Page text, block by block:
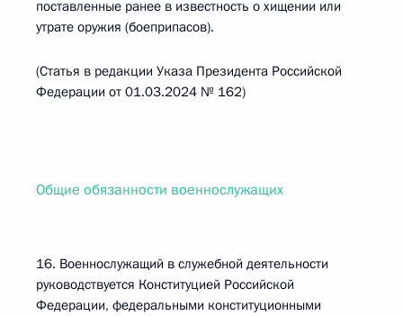
поставленные ранее в известность о хищении или
утрате оружия (боеприпасов).
(Статья в редакции Указа Президента Российской
Федерации от 01.03.2024 № 162)
Общие обязанности военнослужащих
16. Военнослужащий в служебной деятельности
руководствуется Конституцией Российской
Федерации, федеральными конституционными